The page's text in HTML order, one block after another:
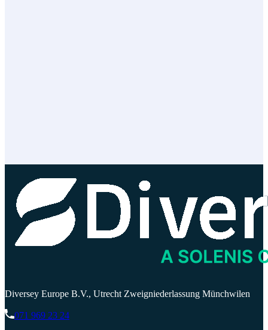
Diversey Europe B.V., Utrecht Zweigniederlassung Münchwilen
071 969 23 24